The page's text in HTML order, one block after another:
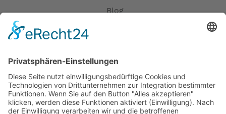
Blog
Öffnungszeiten
Versandpartner
Verfügbarkeiten